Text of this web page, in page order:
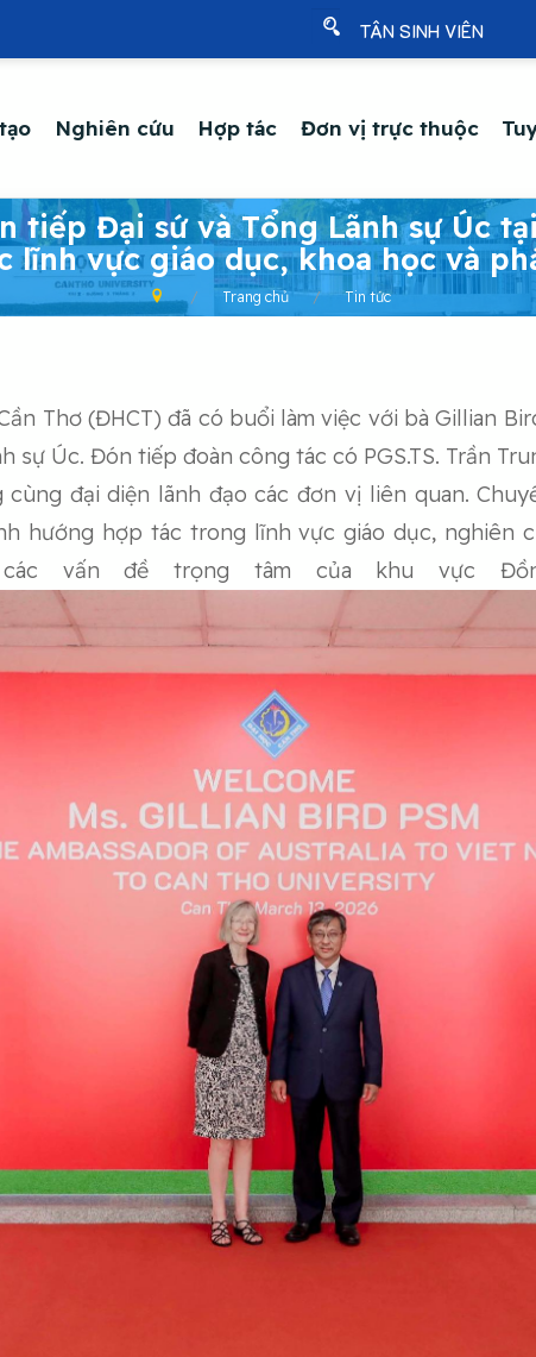
TÂN SINH VIÊN
Nghiên cứu Hợp tác Đơn vị trực thuộc
tiếp Đại sứ và Tổng Lãnh sự Úc
lĩnh vực giáo dục, khoa học và
Trang chủ Tin tức
Thơ (ĐHCT) đã có buổi làm việc với bà Gillian
sự Úc. Đón tiếp đoàn công tác có PGS.TS. Trần
cùng đại diện lãnh đạo các đơn vị liên quan.
hướng hợp tác trong lĩnh vực giáo dục, nghiên
vấn đề trọng tâm của khu vực